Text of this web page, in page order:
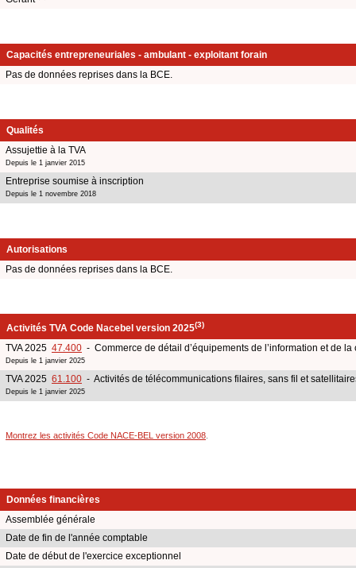
Capacités entrepreneuriales - ambulant - exploitant forain
Pas de données reprises dans la BCE.
Qualités
Assujettie à la TVA
Depuis le 1 janvier 2015
Entreprise soumise à inscription
Depuis le 1 novembre 2018
Autorisations
Pas de données reprises dans la BCE.
Activités TVA Code Nacebel version 2025(3)
TVA 2025 47.400 - Commerce de détail d’équipements de l’information et de la
Depuis le 1 janvier 2025
TVA 2025 61.100 - Activités de télécommunications filaires, sans fil et
Depuis le 1 janvier 2025
Montrez les activités Code NACE-BEL version 2008
Données financières
Assemblée générale
Date de fin de l'année comptable
Date de début de l'exercice exceptionnel